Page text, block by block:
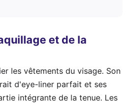
et de la
les vêtements du visage. Son
d'eye-liner parfait et ses
intégrante de la tenue. Les